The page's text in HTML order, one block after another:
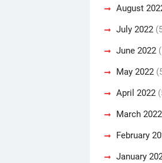
August
July 2022
June 2022
May 2022
April 2022
March 2022
February
January